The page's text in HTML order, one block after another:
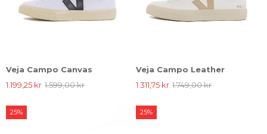
Veja Campo Canvas
1.199,25 kr 1.599,00 kr
Veja Campo Leather
1.311,75 kr 1.749,00 kr
25% 25%